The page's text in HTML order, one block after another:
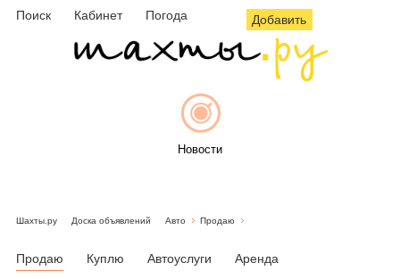
Поиск Кабинет Погода Добавить
Новости
Шахты.ру Доска объявлений Авто Продаю
Продаю Куплю Автоуслуги Аренда